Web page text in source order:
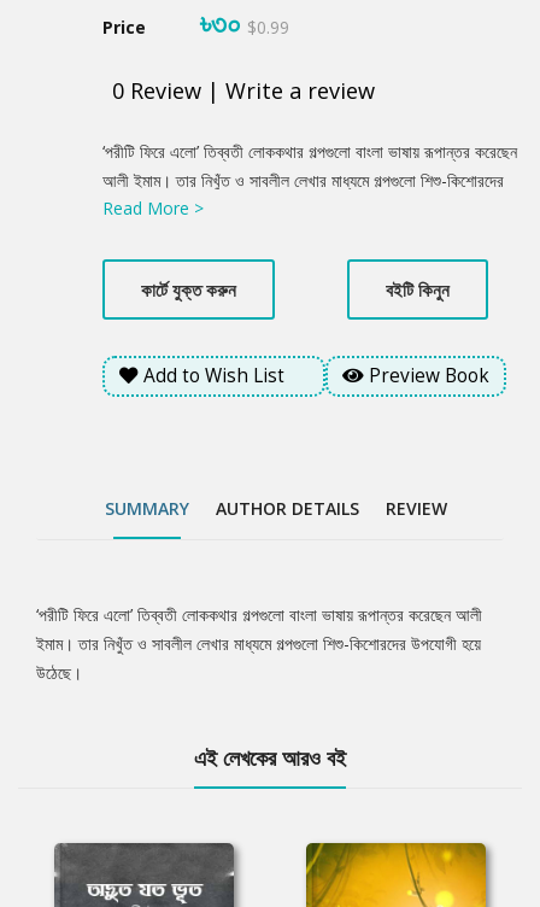
Price ৳৩০ $0.99
0 Review | Write a review
Product
Summery
‘পরীটি ফিরে এলো’ তিব্বতী লোককথার গল্পগুলো বাংলা ভাষায় রূপান্তর করেছেন
আলী ইমাম। তার নিখুঁত ও সাবলীল লেখার মাধ্যমে গল্পগুলো শিশু-কিশোরদের
উপযোগী হয়ে উঠেছে।
Read More >
কার্টে যুক্ত করুন বইটি কিনুন
Add to Wish List Preview Book
SUMMARY AUTHOR DETAILS REVIEW
Tab
Article
‘পরীটি ফিরে এলো’ তিব্বতী লোককথার গল্পগুলো বাংলা ভাষায় রূপান্তর করেছেন আলী
ইমাম। তার নিখুঁত ও সাবলীল লেখার মাধ্যমে গল্পগুলো শিশু-কিশোরদের উপযোগী হয়ে
উঠেছে।
এই লেখকের আরও বই